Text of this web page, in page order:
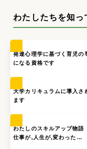
わたしたちを知っ
発達心理学に基づく育児の
になる資格です
大学カリキュラムに導入さ
ます
わたしのスキルアップ物語
仕事が,人生が,変わった…